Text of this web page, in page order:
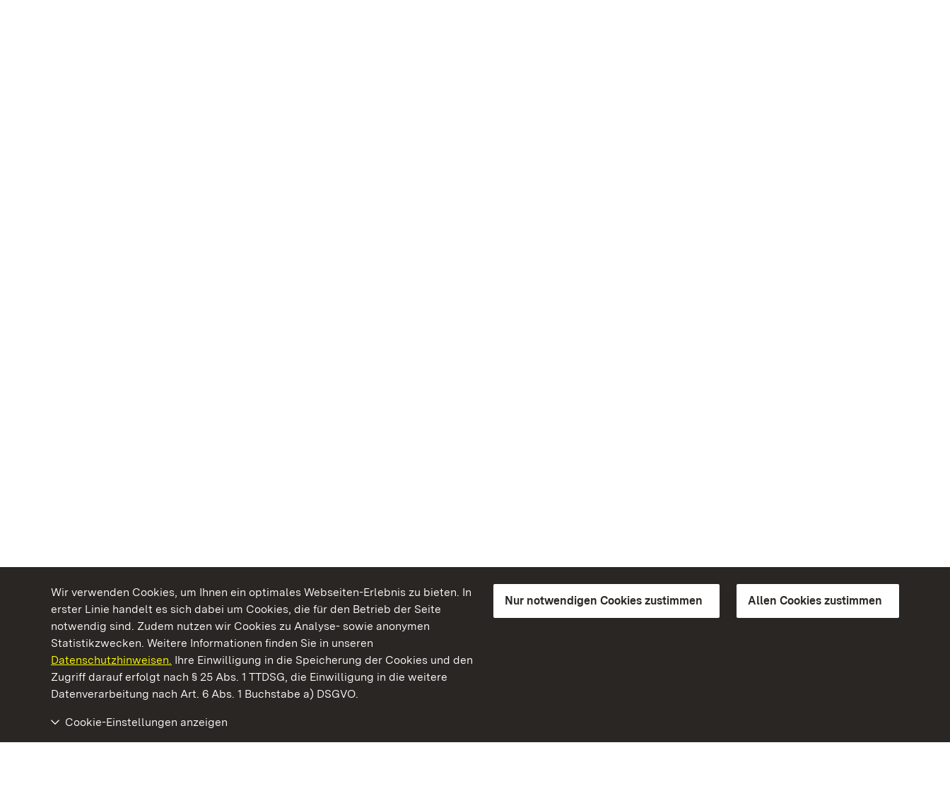
Wir verwenden Cookies, um Ihnen ein optimales Webseiten-Erlebnis zu bieten. In
erster Linie handelt es sich dabei um Cookies, die für den Betrieb der Seite
notwendig sind. Zudem nutzen wir Cookies zu Analyse- sowie anonymen
Statistikzwecken. Weitere Informationen finden Sie in unseren
Datenschutzhinweisen. Ihre Einwilligung in die Speicherung der Cookies und den
Zugriff darauf erfolgt nach § 25 Abs. 1 TTDSG, die Einwilligung in die weitere
Datenverarbeitung nach Art. 6 Abs. 1 Buchstabe a) DSGVO.
Nur notwendigen Cookies zustimmen Allen Cookies zustimmen
Cookie-Einstellungen anzeigen
Kommen. Staunen. Genießen.